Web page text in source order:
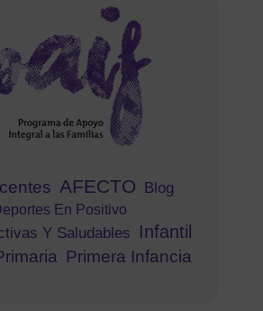
AFECTO Blog
En Positivo
Y Saludables Infantil
Primera Infancia